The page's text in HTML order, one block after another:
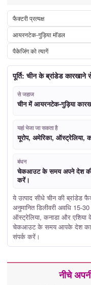
फैक्टरी प्रत्यक्ष
आयरनटेक-गुड़िया मॉडल
पैकेजिंग को त्यागें
पूर्ति: चीन के ब्रांडेड कारखाने
से जहाज
चीन में आयरनटेक-गुड़िया
यहां भेजा जा सकता है
यूरोप, अमेरिका, ऑस्ट्रेलिया,
बंधन
चेकआउट के समय अपने देश की
करें।
ये उत्पाद सीधे चीन की ब्रांडेड
अनुमानित डिलीवरी अवधि 15-
ऑस्ट्रेलिया, कनाडा और एशिया
चेकआउट के समय आपके देश का
संपर्क करें।
नीचे